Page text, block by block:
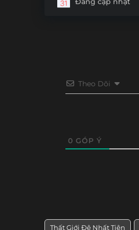
Tập 24
Theo Dõi
0 GÓP Ý
Thất Giới Đệ Nhất Tiên